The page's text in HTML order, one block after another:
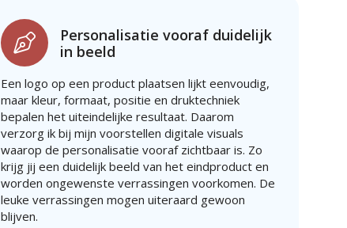
Personalisatie vooraf duidelijk
in beeld
Een logo op een product plaatsen lijkt eenvoudig,
maar kleur, formaat, positie en druktechniek
bepalen het uiteindelijke resultaat. Daarom
verzorg ik bij mijn voorstellen digitale visuals
waarop de personalisatie vooraf zichtbaar is. Zo
krijg jij een duidelijk beeld van het eindproduct en
worden ongewenste verrassingen voorkomen. De
leuke verrassingen mogen uiteraard gewoon
blijven.